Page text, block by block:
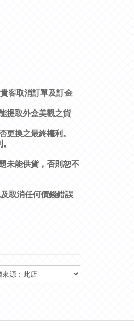
客取消訂單及訂金
提取外盒美觀之貨
換之最終權利。
未能供貨，否則恕不
取消任何價錢錯誤